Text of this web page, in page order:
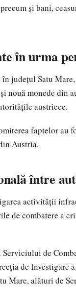
și bani,
în urma
județul Satu
nouă monede din
austriece.
faptelor au
Austria.
între
activității
de combatere a
de
de
Mare, alături de